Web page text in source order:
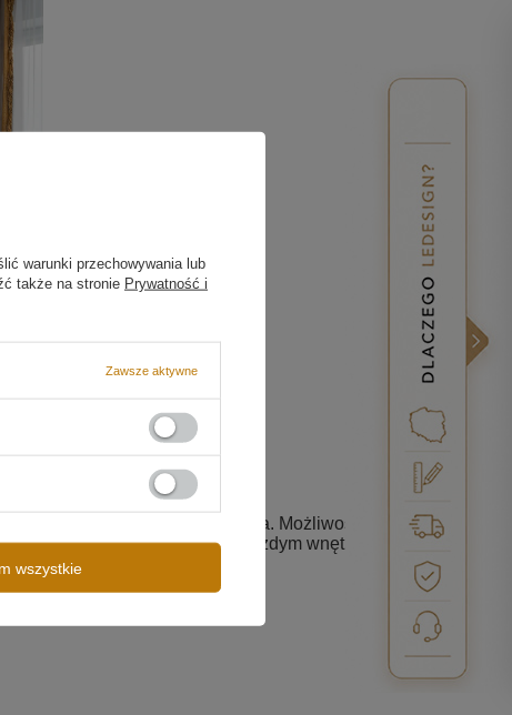
częstej wymiany źródeł światła. Możliwość
idealne warunki świetlne w każdym wnętrzu.
warunki przechowywania lub
także na stronie Prywatność i
Zawsze aktywne
wszystkie